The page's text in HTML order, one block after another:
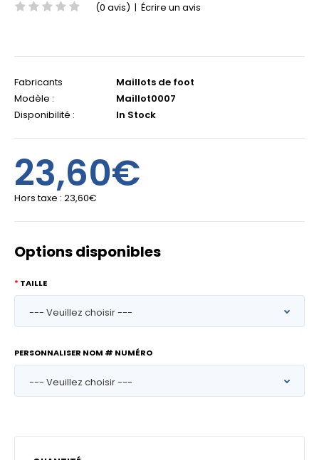
(0 avis) | Écrire un avis
Fabricants
Maillots de foot
Modèle :
Maillot0007
Disponibilité :
In Stock
23,60€
Hors taxe : 23,60€
Options disponibles
TAILLE
PERSONNALISER NOM # NUMÉRO